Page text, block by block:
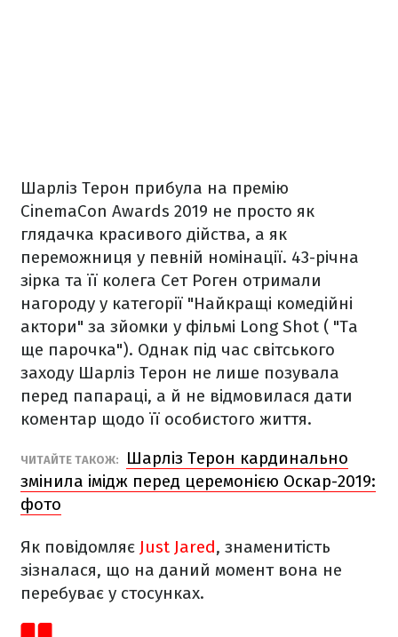
Шарліз Терон прибула на премію
CinemaCon Awards 2019 не просто як
глядачка красивого дійства, а як
переможниця у певній номінації. 43-річна
зірка та її колега Сет Роген отримали
нагороду у категорії "Найкращі комедійні
актори" за зйомки у фільмі Long Shot ( "Та
ще парочка"). Однак під час світського
заходу Шарліз Терон не лише позувала
перед папараці, а й не відмовилася дати
коментар щодо її особистого життя.
ЧИТАЙТЕ ТАКОЖ:
Шарліз Терон кардинально
змінила імідж перед церемонією Оскар-2019:
фото
Як повідомляє Just Jared, знаменитість
зізналася, що на даний момент вона не
перебуває у стосунках.